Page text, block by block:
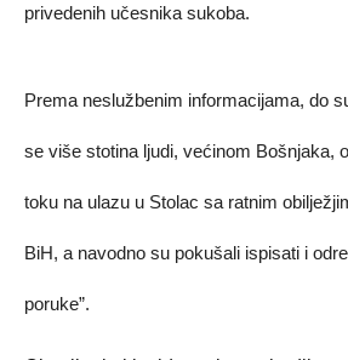
privedenih učesnika sukoba.
Prema neslužbenim informacijama, do
se više stotina ljudi, većinom Bošnjaka,
toku na ulazu u Stolac sa ratnim
BiH, a navodno su pokušali ispisati i
poruke”.